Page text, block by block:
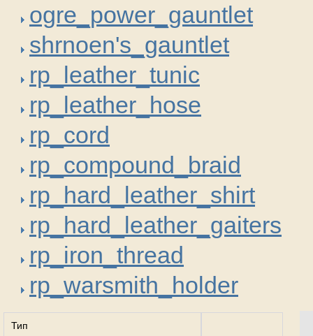
ogre_power_gauntlet
shrnoen's_gauntlet
rp_leather_tunic
rp_leather_hose
rp_cord
rp_compound_braid
rp_hard_leather_shirt
rp_hard_leather_gaiters
rp_iron_thread
rp_warsmith_holder
Тип